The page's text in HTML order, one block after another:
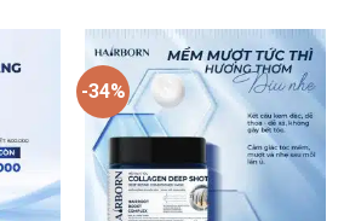
-34%